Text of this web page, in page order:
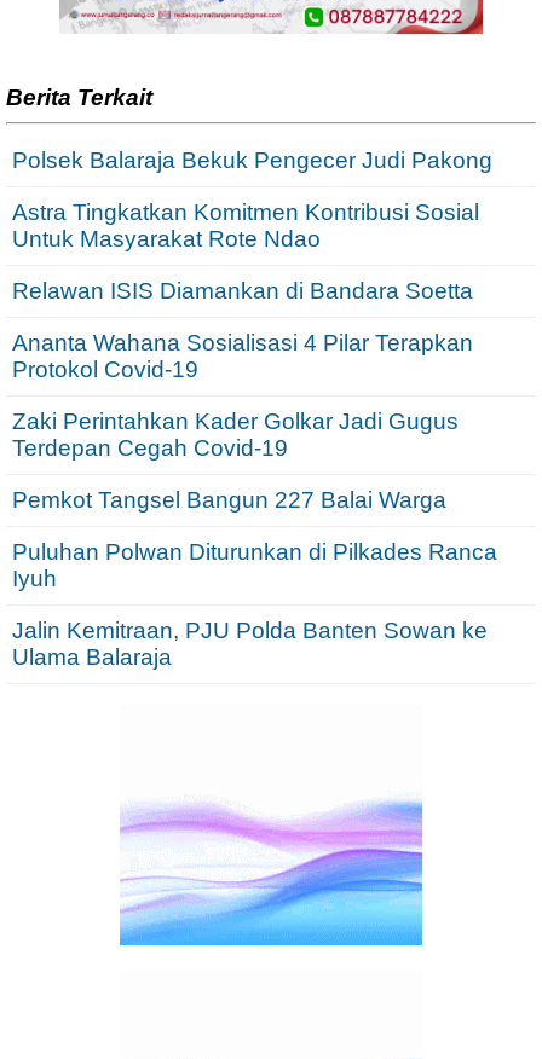
Berita Terkait
Polsek Balaraja Bekuk Pengecer Judi Pakong
Astra Tingkatkan Komitmen Kontribusi Sosial
Untuk Masyarakat Rote Ndao
Relawan ISIS Diamankan di Bandara Soetta
Ananta Wahana Sosialisasi 4 Pilar Terapkan
Protokol Covid-19
Zaki Perintahkan Kader Golkar Jadi Gugus
Terdepan Cegah Covid-19
Pemkot Tangsel Bangun 227 Balai Warga
Puluhan Polwan Diturunkan di Pilkades Ranca
Iyuh
Jalin Kemitraan, PJU Polda Banten Sowan ke
Ulama Balaraja